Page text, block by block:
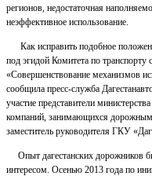
регионов, недостаточная
неэффективное использование.
Как исправить подобное
под эгидой Комитета по транспорту
«Совершенствование механизмов
сообщила пресс-служба
участие представители
компаний, занимающихся дорожным
заместитель руководителя ГКУ
Опыт дагестанских дорожников
интересом. Осенью 2013 года по